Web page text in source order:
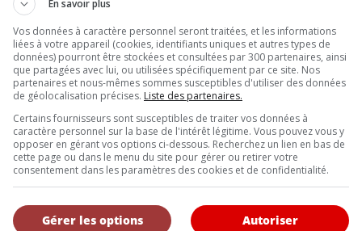
à 1 685 litres une fois les sièges rabattus. Les aspects
un toit panoramique livrable et une connectivité complète
plus seulement un cockpit fonctionnel — il propose un
QUI CHANGE LE CARACTÈRE
où le C-HR devait se réinventer, c’est bien celui des
totalement différente.
développe 221 chevaux, ce qui est déjà plus que
intégral qui attire l’attention : grâce à deux moteurs
100 km/h annoncé à 5,2 secondes. On parle ici
pas vraiment avec ses électriques jusqu’à maintenant.
77 kWh promet jusqu’à 496 kilomètres d’autonomie en
En savoir plus
Vos données à caractère personnel seront traitées, et les informations
liées à votre appareil (cookies, identifiants uniques et autres types de
données) pourront être stockées et consultées par 300 partenaires, ainsi
que partagées avec lui, ou utilisées spécifiquement par ce site. Nos
partenaires et nous-mêmes sommes susceptibles d'utiliser des données
de géolocalisation précises. Liste des partenaires.
Certains fournisseurs sont susceptibles de traiter vos données à
caractère personnel sur la base de l'intérêt légitime. Vous pouvez vous y
opposer en gérant vos options ci-dessous. Recherchez un lien en bas de
cette page ou dans le menu du site pour gérer ou retirer votre
consentement dans les paramètres des cookies et de confidentialité.
Autoriser
Gérer les options